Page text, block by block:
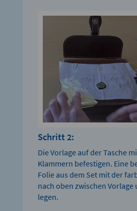
Schritt 2:
Die Vorlage auf der Tasche
Klammern befestigen. Eine
Folie aus dem Set mit der
nach oben zwischen Vorlage
legen.